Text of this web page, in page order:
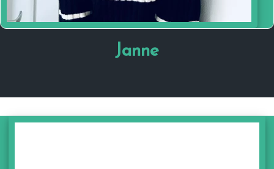
Janne